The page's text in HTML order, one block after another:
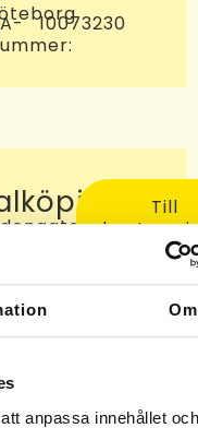
Om
anpassa innehållet och
10073230
10072810
Till